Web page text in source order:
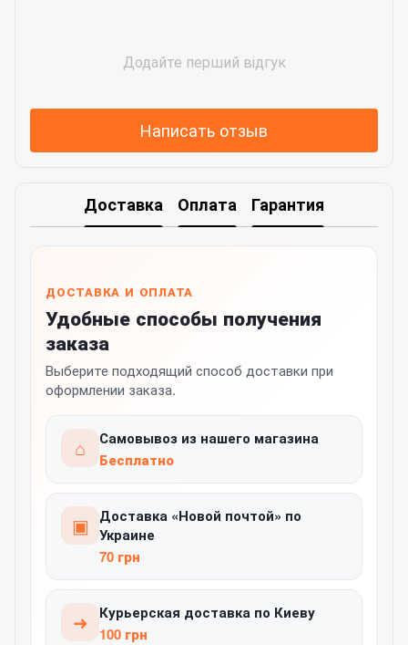
Додайте перший відгук
Написать отзыв
Доставка Оплата Гарантия
ДОСТАВКА И ОПЛАТА
Удобные способы получения
заказа
Выберите подходящий способ доставки при
оформлении заказа.
⌂
Самовывоз из нашего магазина
Бесплатно
▣
Доставка «Новой почтой» по
Украине
70 грн
➜
Курьерская доставка по Киеву
100 грн